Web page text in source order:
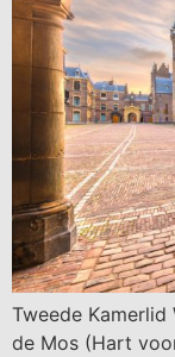
Tweede Kamerlid
de Mos (Hart